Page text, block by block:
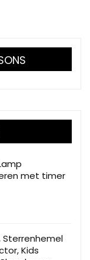
met timer
Sterrenhemel
Kids